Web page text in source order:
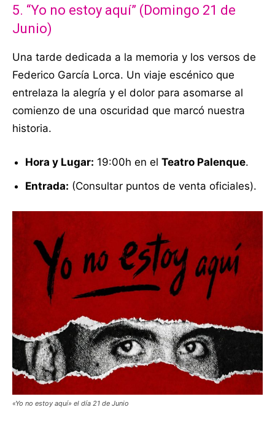
5. “Yo no estoy aquí” (Domingo 21 de
Junio)
Una tarde dedicada a la memoria y los versos de
Federico García Lorca. Un viaje escénico que
entrelaza la alegría y el dolor para asomarse al
comienzo de una oscuridad que marcó nuestra
historia.
Hora y Lugar: 19:00h en el Teatro Palenque.
Entrada: (Consultar puntos de venta oficiales).
«Yo no estoy aquí» el día 21 de Junio